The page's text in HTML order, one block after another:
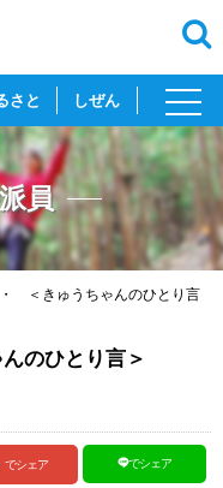
さと しぜん
toggle
員
＜きゅうちゃんのひとり言
のひとり言＞
でシェア でシェア